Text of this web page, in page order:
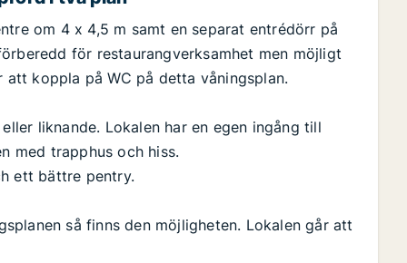
om 4 x 4,5 m samt en separat entrédörr på
för restaurangverksamhet men möjligt
koppla på WC på detta våningsplan.
liknande. Lokalen har en egen ingång till
med trapphus och hiss.
ett bättre pentry.
så finns den möjligheten. Lokalen går att